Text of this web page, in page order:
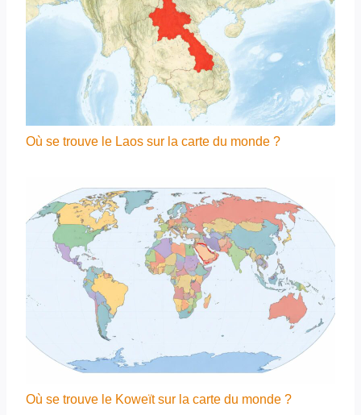
Où se trouve le Laos sur la carte du monde ?
Où se trouve le Koweït sur la carte du monde ?